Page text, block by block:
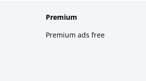
Premium
Premium ads free